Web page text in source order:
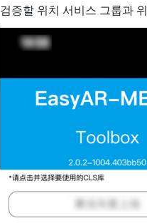
검증할 위치 서비스 그룹과